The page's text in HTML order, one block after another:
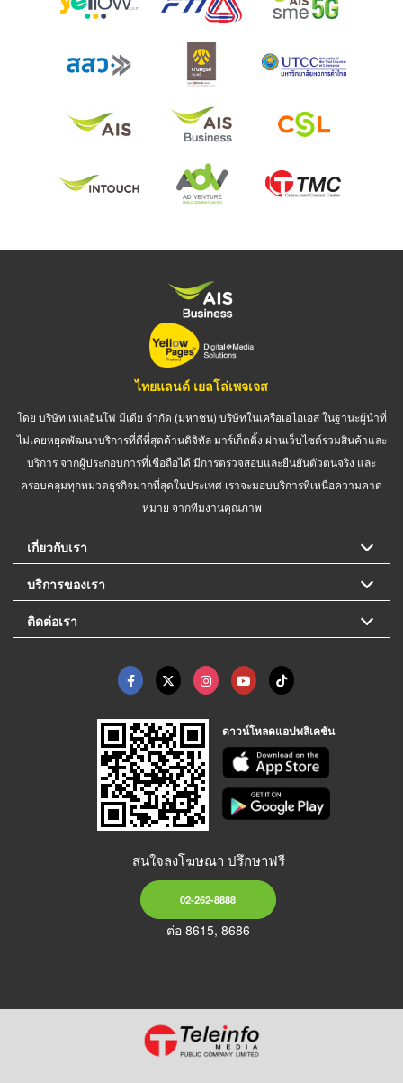
ไทยแลนด์ เยลโล่เพจเจส
โดย บริษัท เทเลอินโฟ มีเดีย จำกัด (มหาชน) บริษัทในเครือเอไอเอส ในฐานะผู้นำที่
ไม่เคยหยุดพัฒนาบริการที่ดีที่สุดด้านดิจิทัล มาร์เก็ตติ้ง ผ่านเว็บไซต์รวมสินค้าและ
บริการ จากผู้ประกอบการที่เชื่อถือได้ มีการตรวจสอบและยืนยันตัวตนจริง และ
ครอบคลุมทุกหมวดธุรกิจมากที่สุดในประเทศ เราจะมอบบริการที่เหนือความคาด
หมาย จากทีมงานคุณภาพ
เกี่ยวกับเรา
บริการของเรา
ติดต่อเรา
ดาวน์โหลดแอปพลิเคชัน
สนใจลงโฆษณา ปรึกษาฟรี
02-262-8888
ต่อ 8615, 8686